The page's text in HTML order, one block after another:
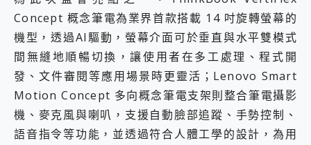
Concept 概念筆電為業界首款搭載 14 吋旋轉螢幕的
機型，透過AI驅動，螢幕介面可於垂直與水平雙模式
間無縫地順暢切換，讓使用者在多工處理、程式開
發、文件審閱等應用場景時更靈活；Lenovo Smart
Motion Concept 多向概念筆電支架則整合筆電攝影
機、麥克風與喇叭，支援自動臉部追蹤、手勢控制、
語音指令等功能，並透過符合人體工學的設計，為用